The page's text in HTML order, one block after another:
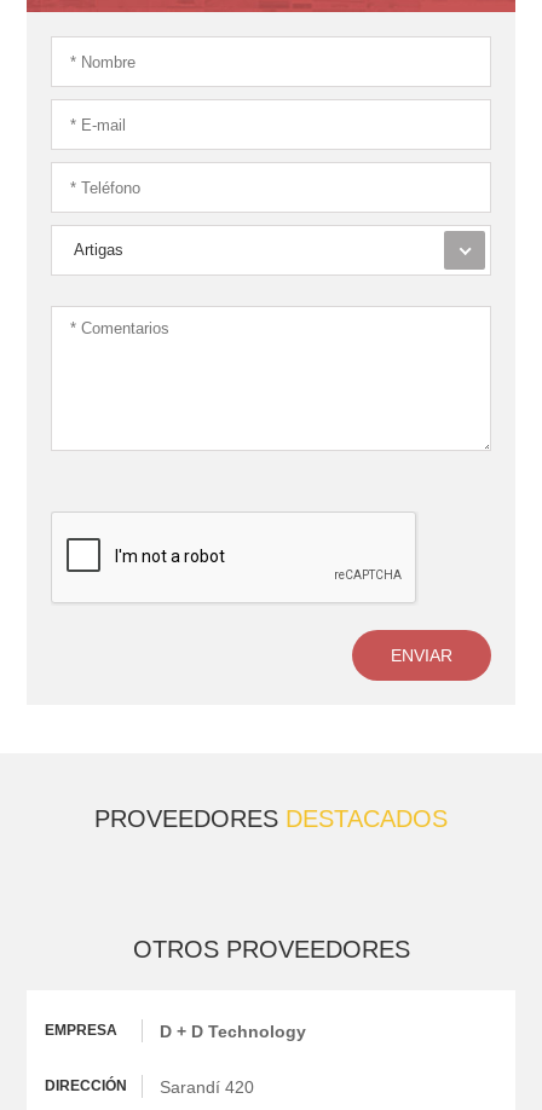
Artigas
ENVIAR
PROVEEDORES DESTACADOS
OTROS PROVEEDORES
D + D Technology
Sarandí 420